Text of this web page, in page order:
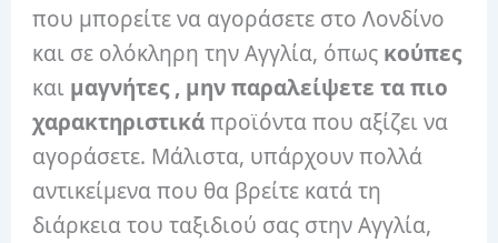
που μπορείτε να αγοράσετε στο Λονδίνο
και σε ολόκληρη την Αγγλία, όπως κούπες
και μαγνήτες , μην παραλείψετε τα πιο
χαρακτηριστικάπροϊόντα που αξίζει να
αγοράσετε. Μάλιστα, υπάρχουν πολλά
αντικείμενα που θα βρείτε κατά τη
διάρκεια του ταξιδιού σας στην Αγγλία,